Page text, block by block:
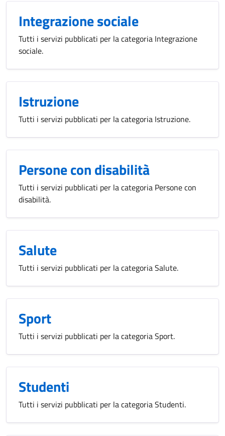
Integrazione sociale
Tutti i servizi pubblicati per la categoria Integrazione
sociale.
Istruzione
Tutti i servizi pubblicati per la categoria Istruzione.
Persone con disabilità
Tutti i servizi pubblicati per la categoria Persone con
disabilità.
Salute
Tutti i servizi pubblicati per la categoria Salute.
Sport
Tutti i servizi pubblicati per la categoria Sport.
Studenti
Tutti i servizi pubblicati per la categoria Studenti.